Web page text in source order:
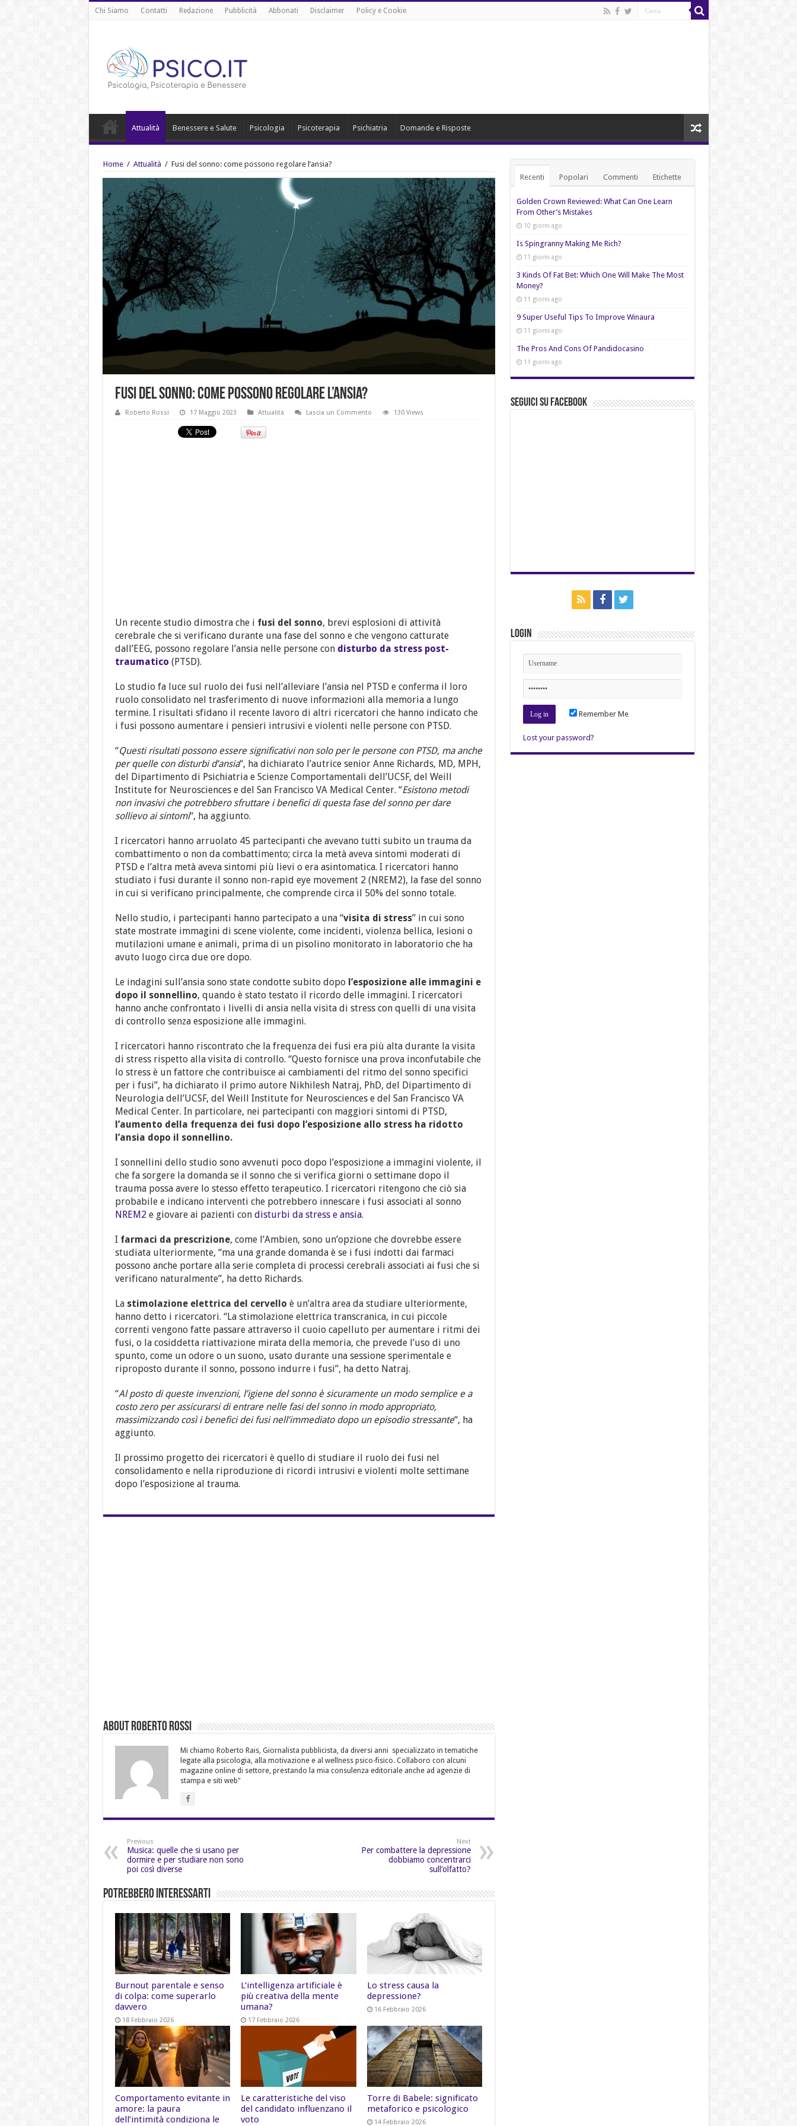
Chi Siamo Contatti Redazione Pubblicità Abbonati Disclaimer Policy e Cookie
Attualità Benessere e Salute Psicologia Psicoterapia Psichiatria Domande e Risposte
Home / Attualità / Fusi del sonno: come possono regolare l’ansia?
Fusi del sonno: come possono regolare l’ansia?
Roberto Rossi 17 Maggio 2023 Attualità Lascia un Commento 130 Views
Un recente studio dimostra che i fusi del sonno, brevi esplosioni di attività
cerebrale che si verificano durante una fase del sonno e che vengono catturate
dall’EEG, possono regolare l’ansia nelle persone con disturbo da stress post-
traumatico (PTSD).
Lo studio fa luce sul ruolo dei fusi nell’alleviare l’ansia nel PTSD e conferma il loro
ruolo consolidato nel trasferimento di nuove informazioni alla memoria a lungo
termine. I risultati sfidano il recente lavoro di altri ricercatori che hanno indicato che
i fusi possono aumentare i pensieri intrusivi e violenti nelle persone con PTSD.
“Questi risultati possono essere significativi non solo per le persone con PTSD, ma anche
per quelle con disturbi d’ansia“, ha dichiarato l’autrice senior Anne Richards, MD, MPH,
del Dipartimento di Psichiatria e Scienze Comportamentali dell’UCSF, del Weill
Institute for Neurosciences e del San Francisco VA Medical Center. “Esistono metodi
non invasivi che potrebbero sfruttare i benefici di questa fase del sonno per dare
sollievo ai sintomi“, ha aggiunto.
I ricercatori hanno arruolato 45 partecipanti che avevano tutti subito un trauma da
combattimento o non da combattimento; circa la metà aveva sintomi moderati di
PTSD e l’altra metà aveva sintomi più lievi o era asintomatica. I ricercatori hanno
studiato i fusi durante il sonno non-rapid eye movement 2 (NREM2), la fase del sonno
in cui si verificano principalmente, che comprende circa il 50% del sonno totale.
Nello studio, i partecipanti hanno partecipato a una “visita di stress” in cui sono
state mostrate immagini di scene violente, come incidenti, violenza bellica, lesioni o
mutilazioni umane e animali, prima di un pisolino monitorato in laboratorio che ha
avuto luogo circa due ore dopo.
Le indagini sull’ansia sono state condotte subito dopo l’esposizione alle immagini e
dopo il sonnellino, quando è stato testato il ricordo delle immagini. I ricercatori
hanno anche confrontato i livelli di ansia nella visita di stress con quelli di una visita
di controllo senza esposizione alle immagini.
I ricercatori hanno riscontrato che la frequenza dei fusi era più alta durante la visita
di stress rispetto alla visita di controllo. “Questo fornisce una prova inconfutabile che
lo stress è un fattore che contribuisce ai cambiamenti del ritmo del sonno specifici
per i fusi”, ha dichiarato il primo autore Nikhilesh Natraj, PhD, del Dipartimento di
Neurologia dell’UCSF, del Weill Institute for Neurosciences e del San Francisco VA
Medical Center. In particolare, nei partecipanti con maggiori sintomi di PTSD,
l’aumento della frequenza dei fusi dopo l’esposizione allo stress ha ridotto
l’ansia dopo il sonnellino.
I sonnellini dello studio sono avvenuti poco dopo l’esposizione a immagini violente, il
che fa sorgere la domanda se il sonno che si verifica giorni o settimane dopo il
trauma possa avere lo stesso effetto terapeutico. I ricercatori ritengono che ciò sia
probabile e indicano interventi che potrebbero innescare i fusi associati al sonno
NREM2e giovare ai pazienti con disturbi da stress e ansia.
I farmaci da prescrizione, come l’Ambien, sono un’opzione che dovrebbe essere
studiata ulteriormente, “ma una grande domanda è se i fusi indotti dai farmaci
possono anche portare alla serie completa di processi cerebrali associati ai fusi che si
verificano naturalmente”, ha detto Richards.
La stimolazione elettrica del cervello è un’altra area da studiare ulteriormente,
hanno detto i ricercatori. “La stimolazione elettrica transcranica, in cui piccole
correnti vengono fatte passare attraverso il cuoio capelluto per aumentare i ritmi dei
fusi, o la cosiddetta riattivazione mirata della memoria, che prevede l’uso di uno
spunto, come un odore o un suono, usato durante una sessione sperimentale e
riproposto durante il sonno, possono indurre i fusi”, ha detto Natraj.
“Al posto di queste invenzioni, l’igiene del sonno è sicuramente un modo semplice e a
costo zero per assicurarsi di entrare nelle fasi del sonno in modo appropriato,
massimizzando così i benefici dei fusi nell’immediato dopo un episodio stressante“, ha
aggiunto.
Il prossimo progetto dei ricercatori è quello di studiare il ruolo dei fusi nel
consolidamento e nella riproduzione di ricordi intrusivi e violenti molte settimane
dopo l’esposizione al trauma.
About Roberto Rossi
Mi chiamo Roberto Rais, Giornalista pubblicista, da diversi anni specializzato in tematiche
legate alla psicologia, alla motivazione e al wellness psico-fisico. Collaboro con alcuni
magazine online di settore, prestando la mia consulenza editoriale anche ad agenzie di
stampa e siti web"
Previous
Musica: quelle che si usano per
dormire e per studiare non sono
poi così diverse
Next
Per combattere la depressione
dobbiamo concentrarci
sull’olfatto?
Potrebbero Interessarti
Burnout parentale e senso
di colpa: come superarlo
davvero
18 Febbraio 2026
L’intelligenza artificiale è
più creativa della mente
umana?
17 Febbraio 2026
Lo stress causa la
depressione?
16 Febbraio 2026
Comportamento evitante in
amore: la paura
dell’intimità condiziona le
Le caratteristiche del viso
del candidato influenzano il
voto
Torre di Babele: significato
metaforico e psicologico
14 Febbraio 2026
Recenti Popolari Commenti Etichette
Golden Crown Reviewed: What Can One Learn
From Other’s Mistakes
10 giorni ago
Is Spingranny Making Me Rich?
11 giorni ago
3 Kinds Of Fat Bet: Which One Will Make The Most
Money?
11 giorni ago
9 Super Useful Tips To Improve Winaura
11 giorni ago
The Pros And Cons Of Pandidocasino
11 giorni ago
Seguici su Facebook
Login
Remember Me
Lost your password?